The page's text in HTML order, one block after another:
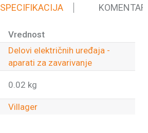
SPECIFIKACIJA
Vrednost
Delovi električnih uređaja -
aparati za zavarivanje
0.02 kg
Villager